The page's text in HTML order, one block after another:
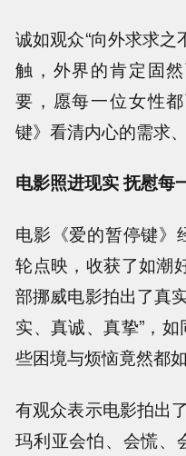
诚如观众“向外求求之
触，外界的肯定固
要，愿每一位女性
键》看清内心的需求
电影照进现实 抚慰每
电影《爱的暂停键》
轮点映，收获了如潮
部挪威电影拍出了真
实、真诚、真挚”，
些困境与烦恼竟然都
有观众表示电影拍出
玛利亚会怕、会慌、